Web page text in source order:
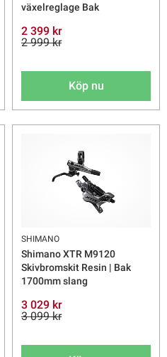
växelreglage Bak
2 399 kr
2 999 kr
Köp nu
SHIMANO
Shimano XTR M9120
Skivbromskit Resin | Bak
1700mm slang
3 029 kr
3 099 kr